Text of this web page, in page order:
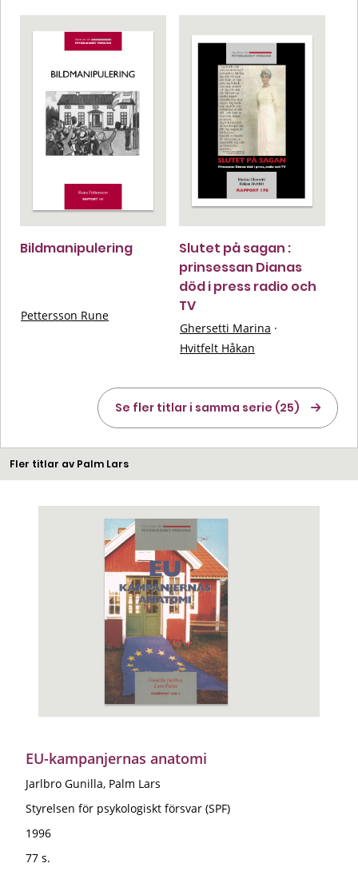
Bildmanipulering
Pettersson Rune
Slutet på sagan :
prinsessan Dianas
död i press radio och
TV
Ghersetti Marina ·
Hvitfelt Håkan
Se fler titlar i samma serie (25)
Fler titlar av Palm Lars
EU-kampanjernas anatomi
Jarlbro Gunilla, Palm Lars
Styrelsen för psykologiskt försvar (SPF)
1996
77 s.